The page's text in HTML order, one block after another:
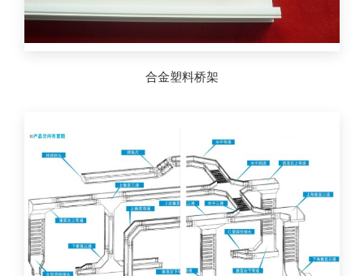
合金塑料桥架